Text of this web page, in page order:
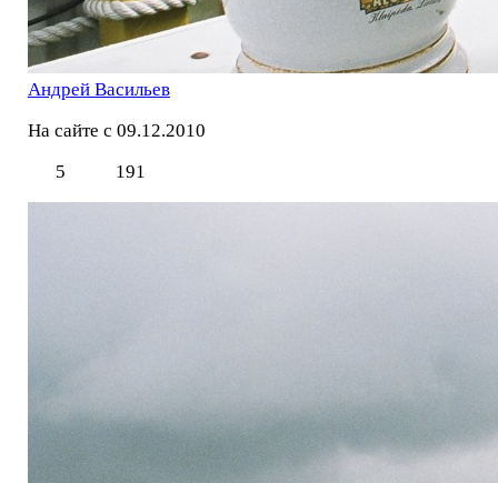
Андрей Васильев
На сайте с 09.12.2010
5
191